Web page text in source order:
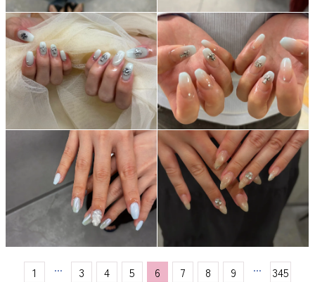
1 ... 3 4 5 6 7 8 9 ... 345